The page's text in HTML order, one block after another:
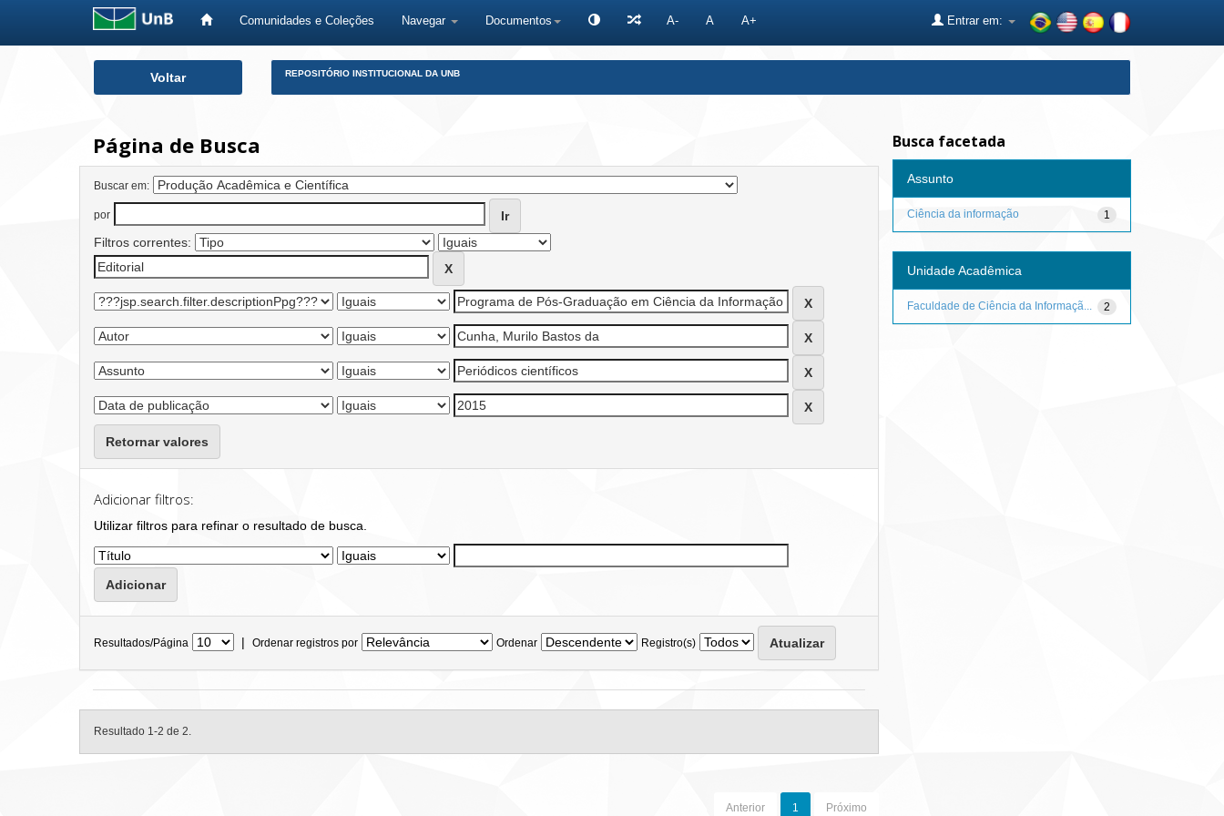
Comunidades e Coleções Navegar Documentos A- A A+ Entrar em:
Voltar REPOSITÓRIO INSTITUCIONAL DA UNB
Página de Busca
Buscar em:
por
Filtros correntes:
Retornar valores
Adicionar filtros:
Utilizar filtros para refinar o resultado de busca.
Resultados/Página | Ordenar registros por Ordenar Registro(s)
Resultado 1-2 de 2.
Anterior 1 Próximo
Busca facetada
Assunto
1
Ciência da informação
Unidade Acadêmica
2
Faculdade de Ciência da Informaçã...